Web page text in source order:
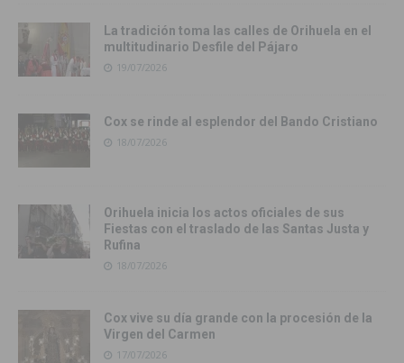
La tradición toma las calles de Orihuela en el
multitudinario Desfile del Pájaro
19/07/2026
Cox se rinde al esplendor del Bando Cristiano
18/07/2026
Orihuela inicia los actos oficiales de sus
Fiestas con el traslado de las Santas Justa y
Rufina
18/07/2026
Cox vive su día grande con la procesión de la
Virgen del Carmen
17/07/2026